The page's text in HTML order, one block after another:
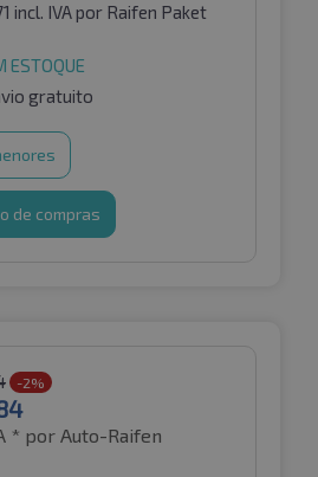
incl. IVApor Raifen Paket
ESTOQUE
gratuito
de compras
-2%
* por Auto-Raifen